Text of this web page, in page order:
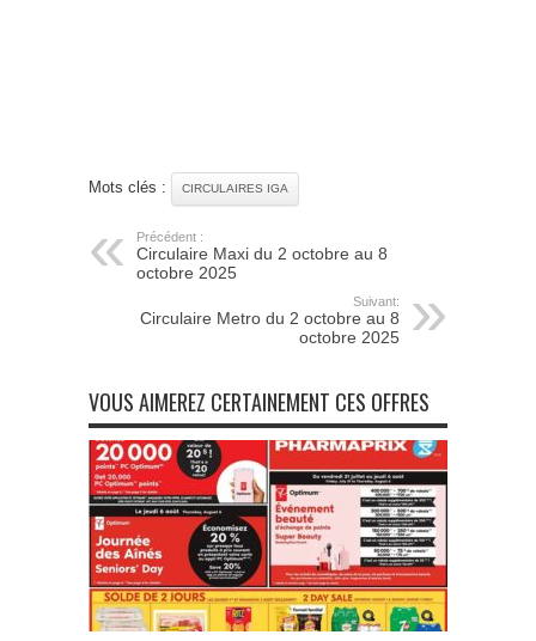
Mots clés : CIRCULAIRES IGA
Précédent :
Circulaire Maxi du 2 octobre au 8
octobre 2025
Suivant:
Circulaire Metro du 2 octobre au 8
octobre 2025
VOUS AIMEREZ CERTAINEMENT CES OFFRES